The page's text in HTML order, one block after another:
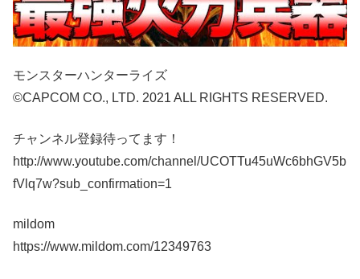
モンスターハンターライズ
©CAPCOM CO., LTD. 2021 ALL RIGHTS RESERVED.
チャンネル登録待ってます！
http://www.youtube.com/channel/UCOTTu45uWc6bhGV5b
fVlq7w?sub_confirmation=1
mildom
https://www.mildom.com/12349763